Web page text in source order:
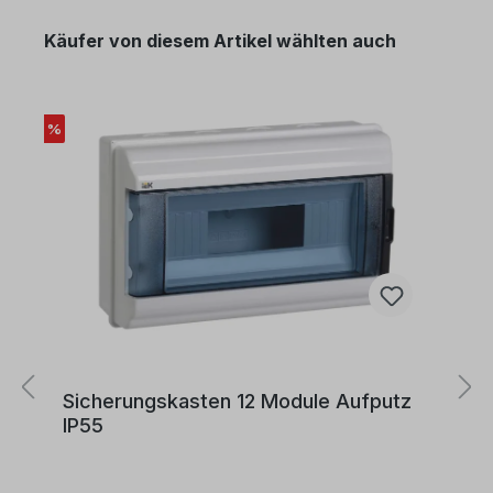
für die Verlegung in Rohren, auf, in und unter Putz
kann es geschützt in und an Leuchten verlegt
werden.Zulässige Betriebstemperatur:Die
zulässige Betriebstemperatur am Leiter beträgt
Käufer von diesem Artikel wählten auch
%
Sicherungskasten 12 Module Aufputz
IP55